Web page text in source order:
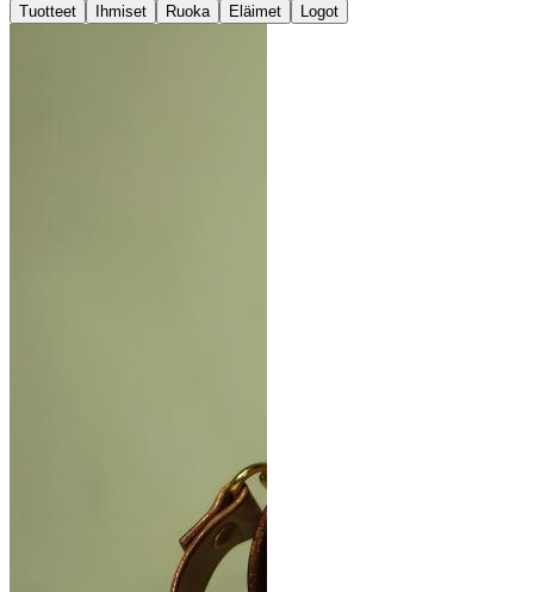
Tuotteet Ihmiset Ruoka Eläimet Logot